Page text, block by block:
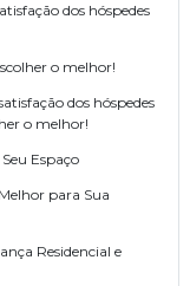
dos hóspedes
o melhor!
dos hóspedes
o melhor!
Espaço
para Sua
Residencial e